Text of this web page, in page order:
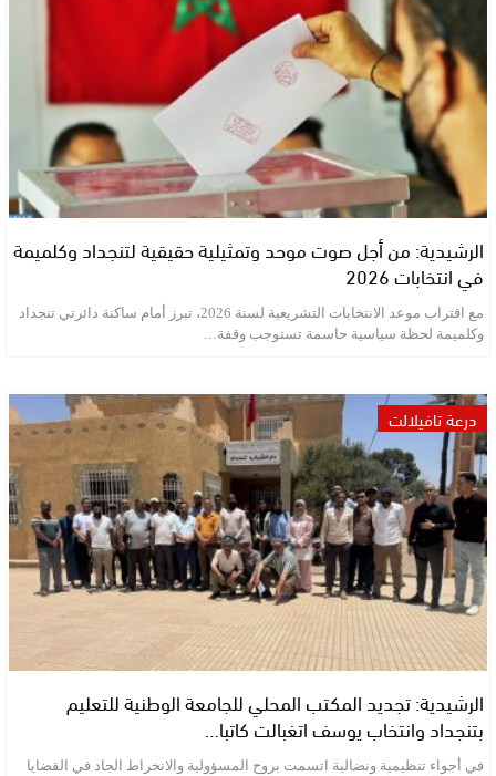
الرشيدية: من أجل صوت موحد وتمثيلية حقيقية لتنجداد وكلميمة
في انتخابات 2026
مع اقتراب موعد الانتخابات التشريعية لسنة 2026، تبرز أمام ساكنة دائرتي تنجداد
وكلميمة لحظة سياسية حاسمة تستوجب وقفة…
درعة تافيلالت
الرشيدية: تجديد المكتب المحلي للجامعة الوطنية للتعليم
بتنجداد وانتخاب يوسف اتغبالت كاتبا…
في أجواء تنظيمية ونضالية اتسمت بروح المسؤولية والانخراط الجاد في القضايا